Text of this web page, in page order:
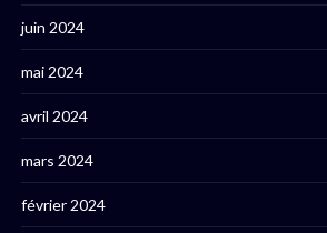
juin 2024
mai 2024
avril 2024
mars 2024
février 2024